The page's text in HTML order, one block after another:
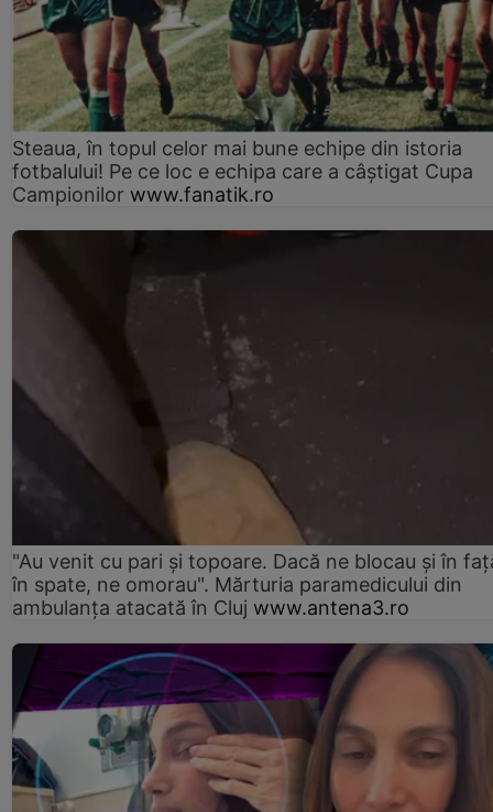
Steaua, în topul celor mai bune echipe din istoria
fotbalului! Pe ce loc e echipa care a câştigat Cupa
Campionilor www.fanatik.ro
"Au venit cu pari și topoare. Dacă ne blocau şi în
în spate, ne omorau". Mărturia paramedicului din
ambulanţa atacată în Cluj www.antena3.ro